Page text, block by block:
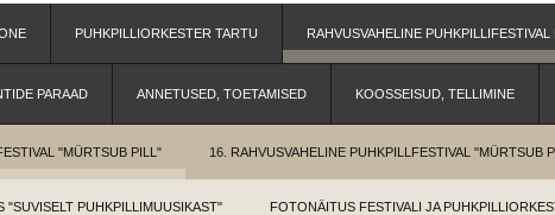
PUHKPILLIORKESTER TARTU RAHVUSVAHELINE PUHKPILLIFESTIVAL
PARAAD ANNETUSED, TOETAMISED KOOSSEISUD, TELLIMINE
"MÜRTSUB PILL" 16. RAHVUSVAHELINE PUHKPILLFESTIVAL "MÜRTSUB
"SUVISELT PUHKPILLIMUUSIKAST" FOTONÄITUS FESTIVALI JA